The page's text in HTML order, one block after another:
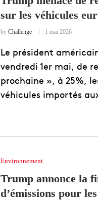
sur les véhicules
by Challenge 1 mai 2026
Le président
vendredi 1er mai, de
prochaine », à 25%,
véhicules importés
Environnement
Trump annonce la
d’émissions pour